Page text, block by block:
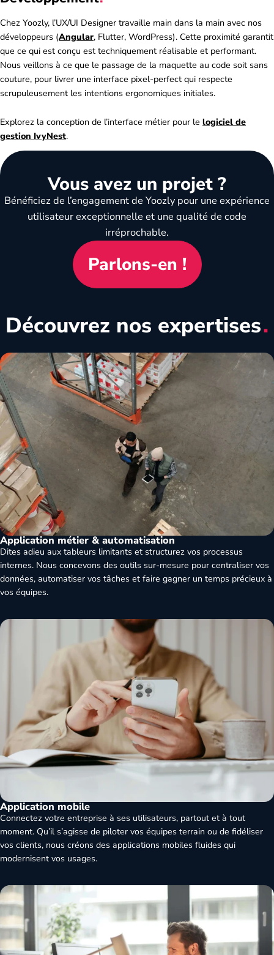
Chez Yoozly, l’UX/UI Designer travaille main dans la main avec nos
développeurs (Angular, Flutter, WordPress). Cette proximité garantit
que ce qui est conçu est techniquement réalisable et performant.
Nous veillons à ce que le passage de la maquette au code soit sans
couture, pour livrer une interface pixel-perfect qui respecte
scrupuleusement les intentions ergonomiques initiales.
Explorez la conception de l’interface métier pour le logiciel de
gestion IvyNest.
Vous avez un projet ?
Bénéficiez de l’engagement de Yoozly pour une expérience
utilisateur exceptionnelle et une qualité de code
irréprochable.
Parlons-en !
Découvrez nos expertises
Application métier & automatisation
Dites adieu aux tableurs limitants et structurez vos processus
internes. Nous concevons des outils sur-mesure pour centraliser vos
données, automatiser vos tâches et faire gagner un temps précieux à
vos équipes.
Application mobile
Connectez votre entreprise à ses utilisateurs, partout et à tout
moment. Qu’il s’agisse de piloter vos équipes terrain ou de fidéliser
vos clients, nous créons des applications mobiles fluides qui
modernisent vos usages.